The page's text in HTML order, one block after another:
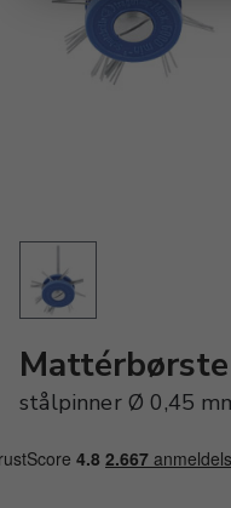
stålpinner Ø 0,45